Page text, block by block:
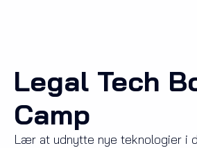
Legal Tech
Camp
Lær at udnytte nye teknologier i